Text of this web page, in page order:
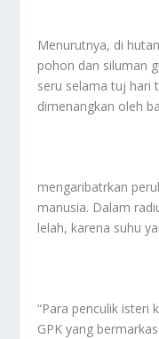
Menurutnya, di
pohon dan siluman
seru selama tuj hari
dimenangkan oleh
mengaribatrkan
manusia. Dalam
lelah, karena suhu
“Para penculik isteri
GPK yang